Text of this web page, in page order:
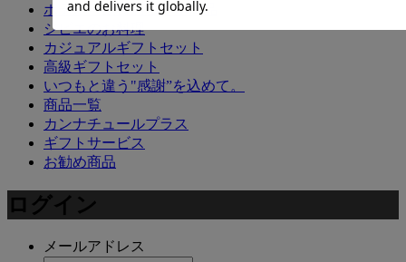
ホテル・飲食店コラボ商品
ジビエのお料理
カジュアルギフトセット
高級ギフトセット
いつもと違う"感謝”を込めて。
商品一覧
カンナチュールプラス
ギフトサービス
お勧め商品
ログイン
メールアドレス